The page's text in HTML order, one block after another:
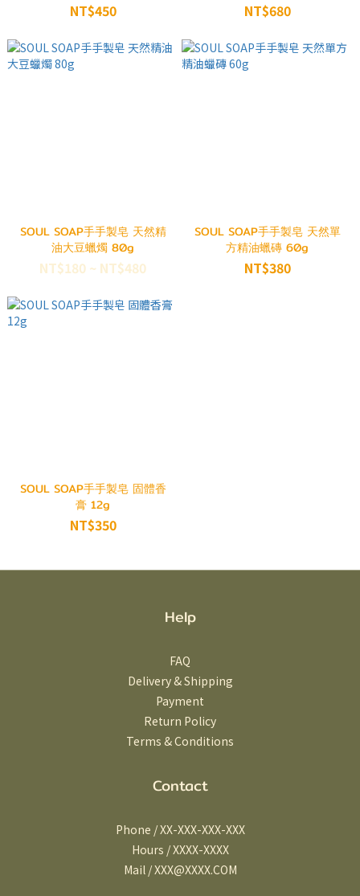
NT$450 NT$680
SOUL SOAP手手製皂 天然精
油大豆蠟燭 80g
NT$180 ~ NT$480
SOUL SOAP手手製皂 天然單
方精油蠟磚 60g
NT$380
SOUL SOAP手手製皂 固體香
膏 12g
NT$350
Help
FAQ
Delivery & Shipping
Payment
Return Policy
Terms & Conditions
Contact
Phone / XX-XXX-XXX-XXX
Hours / XXXX-XXXX
Mail / XXX@XXXX.COM